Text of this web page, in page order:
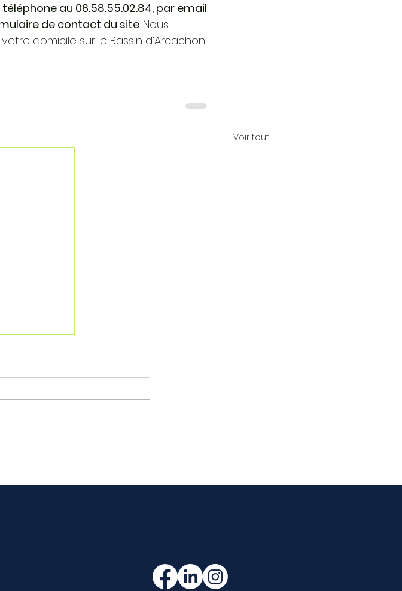
téléphone au 06.58.55.02.84, par email
de contact du site. Nous
domicile sur le Bassin d’Arcachon.
Voir tout
Bassin